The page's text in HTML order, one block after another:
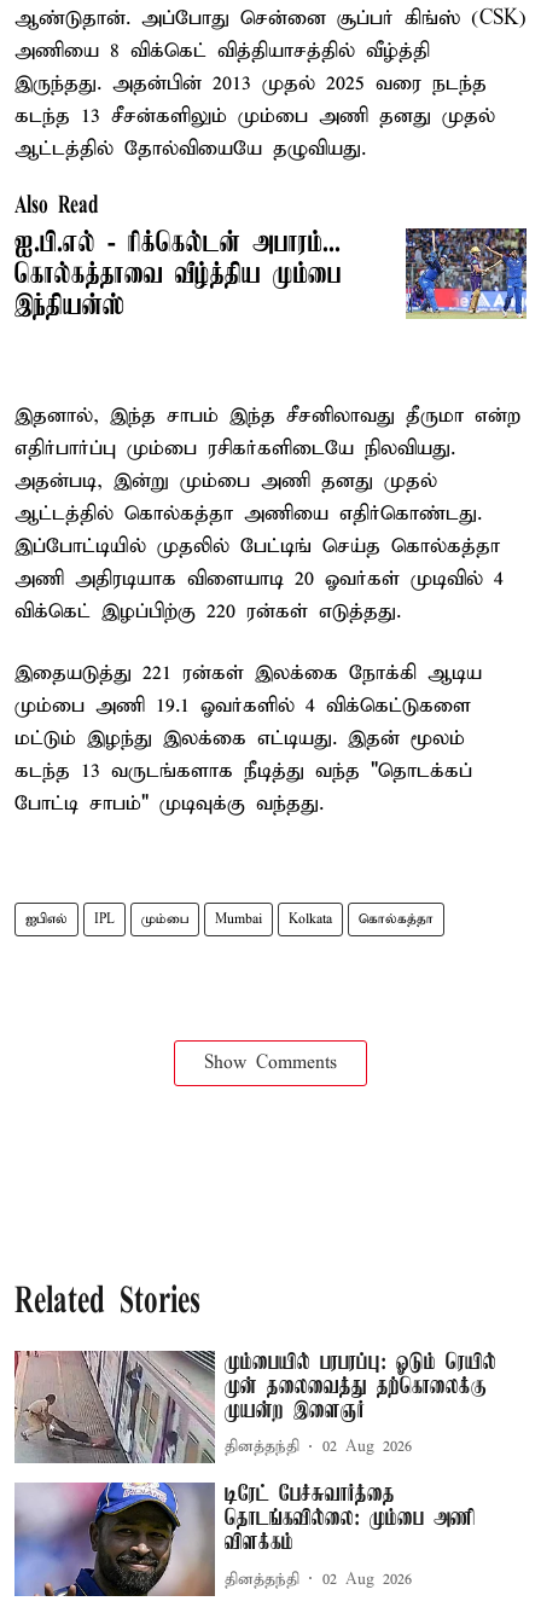
ஆண்டுதான். அப்போது சென்னை சூப்பர் கிங்ஸ் (CSK)
அணியை 8 விக்கெட் வித்தியாசத்தில் வீழ்த்தி
இருந்தது. அதன்பின் 2013 முதல் 2025 வரை நடந்த
கடந்த 13 சீசன்களிலும் மும்பை அணி தனது முதல்
ஆட்டத்தில் தோல்வியையே தழுவியது.
Also Read
ஐ.பி.எல் - ரிக்கெல்டன் அபாரம்...
கொல்கத்தாவை வீழ்த்திய மும்பை
இந்தியன்ஸ்
இதனால், இந்த சாபம் இந்த சீசனிலாவது தீருமா என்ற
எதிர்பார்ப்பு மும்பை ரசிகர்களிடையே நிலவியது.
அதன்படி, இன்று மும்பை அணி தனது முதல்
ஆட்டத்தில் கொல்கத்தா அணியை எதிர்கொண்டது.
இப்போட்டியில் முதலில் பேட்டிங் செய்த கொல்கத்தா
அணி அதிரடியாக விளையாடி 20 ஓவர்கள் முடிவில் 4
விக்கெட் இழப்பிற்கு 220 ரன்கள் எடுத்தது.
இதையடுத்து 221 ரன்கள் இலக்கை நோக்கி ஆடிய
மும்பை அணி 19.1 ஓவர்களில் 4 விக்கெட்டுகளை
மட்டும் இழந்து இலக்கை எட்டியது. இதன் மூலம்
கடந்த 13 வருடங்களாக நீடித்து வந்த "தொடக்கப்
போட்டி சாபம்" முடிவுக்கு வந்தது.
ஐபிஎல் IPL மும்பை Mumbai Kolkata கொல்கத்தா
Show Comments
Related Stories
மும்பையில் பரபரப்பு: ஓடும் ரெயில்
முன் தலைவைத்து தற்கொலைக்கு
முயன்ற இளைஞர்
தினத்தந்தி 02 Aug 2026
டிரேட் பேச்சுவார்த்தை
தொடங்கவில்லை: மும்பை அணி
விளக்கம்
தினத்தந்தி 02 Aug 2026